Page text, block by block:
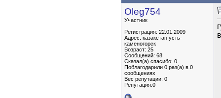
Oleg754
Участник
Регистрация: 22.01.2009
Адрес: казакстан усть-
каменогорск
Возраст: 25
Сообщений: 68
Сказал(а) спасибо: 0
Поблагодарили 0 раз(а) в 0
сообщениях
Вес репутации: 0
Репутация:0